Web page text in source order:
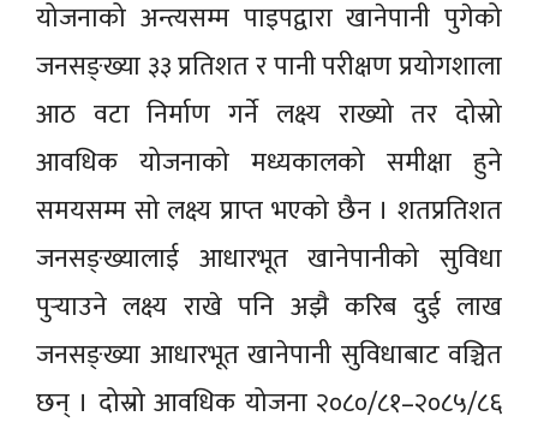
योजनाको अन्त्यसम्म पाइपद्वारा खानेपानी पुगेको
जनसङ्ख्या ३३ प्रतिशत र पानी परीक्षण प्रयोगशाला
आठ वटा निर्माण गर्ने लक्ष्य राख्यो तर दोस्रो
आवधिक योजनाको मध्यकालको समीक्षा हुने
समयसम्म सो लक्ष्य प्राप्त भएको छैन । शतप्रतिशत
जनसङ्ख्यालाई आधारभूत खानेपानीको सुविधा
पुर्‍याउने लक्ष्य राखे पनि अझै करिब दुई लाख
जनसङ्ख्या आधारभूत खानेपानी सुविधाबाट वञ्चित
छन् । दोस्रो आवधिक योजना २०८०/८१–२०८५/८६